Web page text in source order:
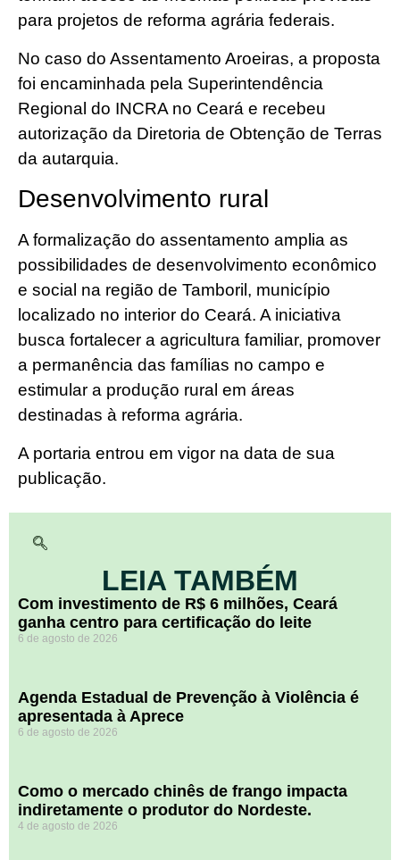
para projetos de reforma agrária federais.
No caso do Assentamento Aroeiras, a proposta
foi encaminhada pela Superintendência
Regional do INCRA no Ceará e recebeu
autorização da Diretoria de Obtenção de Terras
da autarquia.
Desenvolvimento rural
A formalização do assentamento amplia as
possibilidades de desenvolvimento econômico
e social na região de Tamboril, município
localizado no interior do Ceará. A iniciativa
busca fortalecer a agricultura familiar, promover
a permanência das famílias no campo e
estimular a produção rural em áreas
destinadas à reforma agrária.
A portaria entrou em vigor na data de sua
publicação.
LEIA TAMBÉM
Com investimento de R$ 6 milhões, Ceará
ganha centro para certificação do leite
6 de agosto de 2026
Agenda Estadual de Prevenção à Violência é
apresentada à Aprece
6 de agosto de 2026
​Como o mercado chinês de frango impacta
indiretamente o produtor do Nordeste.
4 de agosto de 2026